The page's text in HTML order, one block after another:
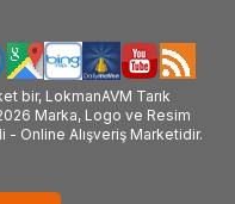
bir, LokmanAVM Tarık
Marka, Logo ve Resim
- Online Alışveriş Marketidir.